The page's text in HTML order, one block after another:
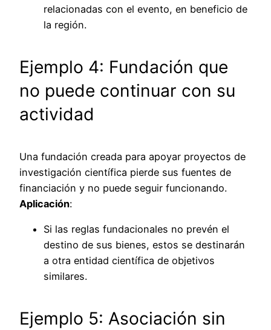
relacionadas con el evento, en beneficio de
la región.
Ejemplo 4: Fundación que
no puede continuar con su
actividad
Una fundación creada para apoyar proyectos de
investigación científica pierde sus fuentes de
financiación y no puede seguir funcionando.
Aplicación:
Si las reglas fundacionales no prevén el
destino de sus bienes, estos se destinarán
a otra entidad científica de objetivos
similares.
Ejemplo 5: Asociación sin